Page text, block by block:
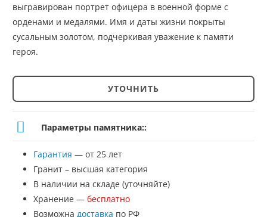
выгравирован портрет офицера в военной форме с
орденами и медалями. Имя и даты жизни покрыты
сусальным золотом, подчеркивая уважение к памяти
героя.
Количество
товара
Памятник
№ЭП-99
УТОЧНИТЬ
Параметры памятника::
Гарантия — от 25 лет
Гранит – высшая категория
В наличии на складе (уточняйте)
Хранение — бесплатно
Возможна доставка по РФ